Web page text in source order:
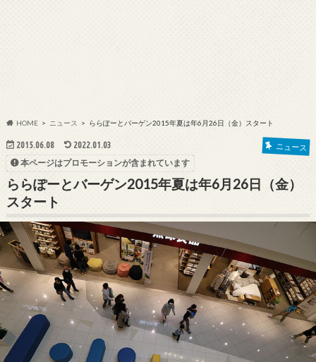
HOME ニュース ららぽーとバーゲン2015年夏は年6月26日（金）スタート
2015.06.08 2022.01.03 ニュース
本ページはプロモーションが含まれています
ららぽーとバーゲン2015年夏は年6月26日（金）
スタート